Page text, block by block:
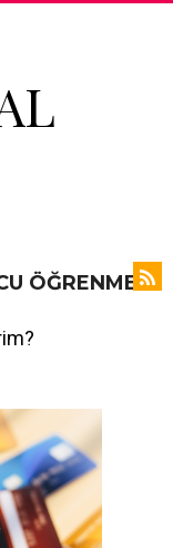
ÖĞRENME